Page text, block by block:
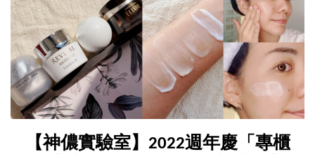
【神儂實驗室】2022週年慶「專櫃